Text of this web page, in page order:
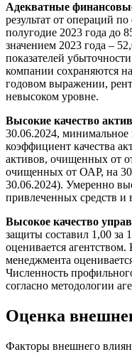
Адекватные
результат от операций
полугодие 2023 года до
значением 2023 года –
показателей
компании сохраняются
годовом выражении,
невысоком уровне.
Высокие качество
30.06.2024, минимальное
коэффициент качества
активов, очищенных от
очищенных от ОАР, на
30.06.2024). Умеренно
привлеченных средств и
Высокое качество
защиты составил 1,00 за
оценивается
менеджмента
Численность
согласно методологии
Оценка
Факторы внешнего